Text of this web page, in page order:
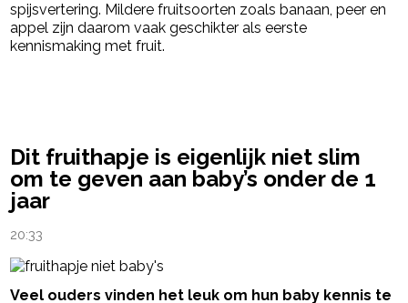
spijsvertering. Mildere fruitsoorten zoals banaan, peer en
appel zijn daarom vaak geschikter als eerste
kennismaking met fruit.
Dit fruithapje is eigenlijk niet slim
om te geven aan baby’s onder de 1
jaar
20:33
Veel ouders vinden het leuk om hun baby kennis te